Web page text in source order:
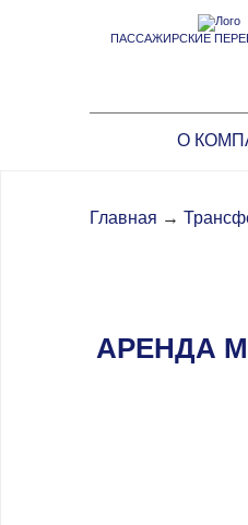
ПАССАЖИРСКИЕ
О
Главная →
АРЕНДА